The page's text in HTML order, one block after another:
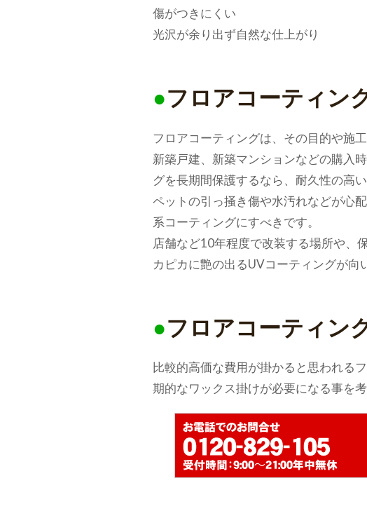
傷がつきにくい
光沢が余り出ず自然な仕上がり
●フロアコーティン
フロアコーティングは、その目的や施
新築戸建、新築マンションなどの購入
グを長期間保護するなら、耐久性の高
ペットの引っ掻き傷や水汚れなどが心
系コーティングにすべきです。
店舗など10年程度で改装する場所や、
カピカに艶の出るUVコーティングが向
●フロアコーティン
比較的高価な費用が掛かると思われる
期的なワックス掛けが必要になる事を